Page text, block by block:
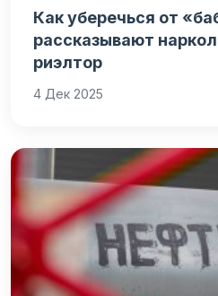
Как уберечься от
рассказывают
риэлтор
4 Дек 2025